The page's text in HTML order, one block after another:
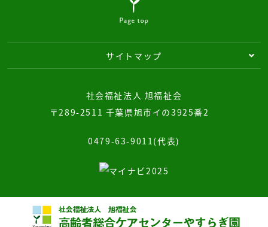
サイトマップ
社会福祉法人 旭福祉会
〒289-2511 千葉県旭市イの3925番2
0479-63-9011(代表)